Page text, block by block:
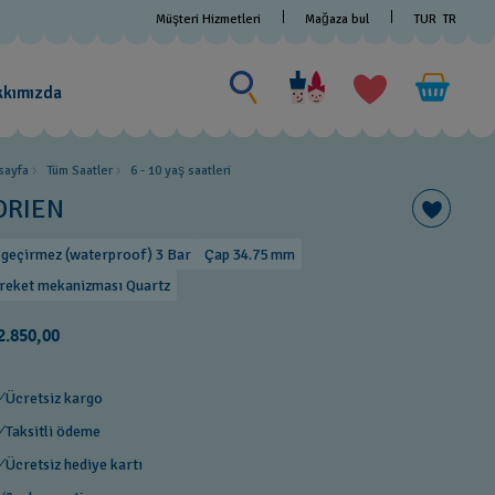
Müşteri Hizmetleri Mağaza bul TUR TR
Bir
şey
ara
Tüm Saatler 6 - 10 yaş saatleri
geçirmez (waterproof) 3 Bar
Çap 34.75 mm
mekanizması Quartz
Ücretsiz kargo
Taksitli ödeme
Ücretsiz hediye kartı